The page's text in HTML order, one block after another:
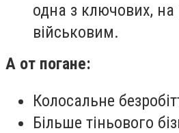
одна з ключових, на
військовим.
А от погане:
Колосальне
Більше тіньового